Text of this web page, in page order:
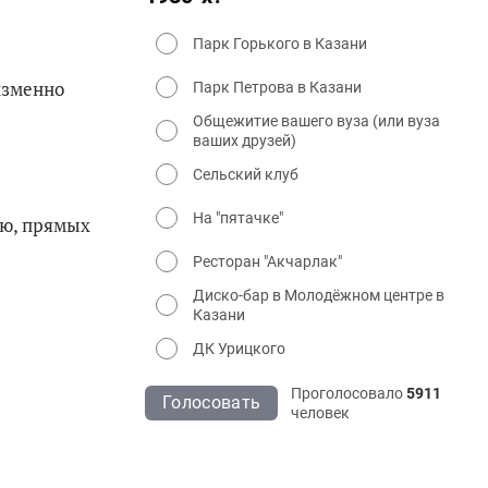
прямых
Парк Горького в Казани
Парк Петрова в Казани
Общежитие вашего вуза (или вуза
ваших друзей)
Сельский клуб
На "пятачке"
Ресторан "Акчарлак"
Диско-бар в Молодёжном центре в
Казани
ДК Урицкого
Голосовать Проголосовало5911
человек